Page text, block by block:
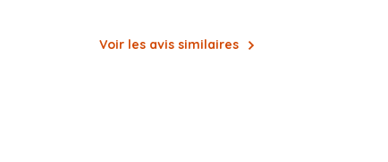
Voir les avis similaires